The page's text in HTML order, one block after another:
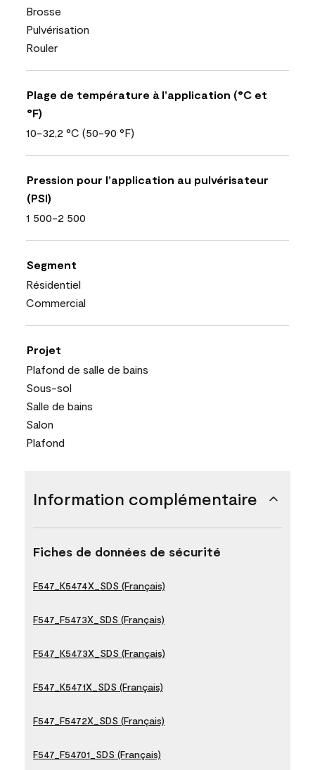
Brosse
Pulvérisation
Rouler
Plage de température à l’application (°C et
°F)
10-32,2 °C (50-90 °F)
Pression pour l’application au pulvérisateur
(PSI)
1 500-2 500
Segment
Résidentiel
Commercial
Projet
Plafond de salle de bains
Sous-sol
Salle de bains
Salon
Plafond
Information complémentaire
Fiches de données de sécurité
F547_K5474X_SDS (Français)
F547_F5473X_SDS (Français)
F547_K5473X_SDS (Français)
F547_K5471X_SDS (Français)
F547_F5472X_SDS (Français)
F547_F54701_SDS (Français)